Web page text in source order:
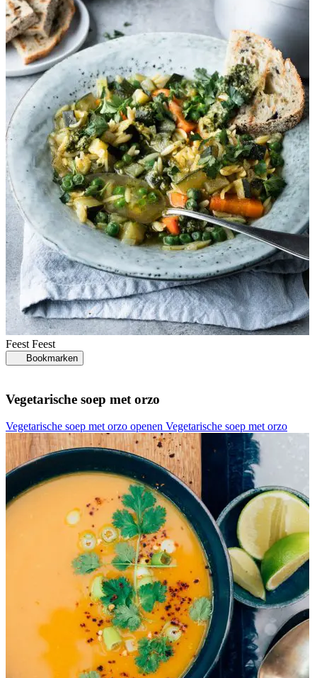
Feest Feest
Bookmarken
Vegetarische soep met orzo
Vegetarische soep met orzo openen Vegetarische soep met orzo